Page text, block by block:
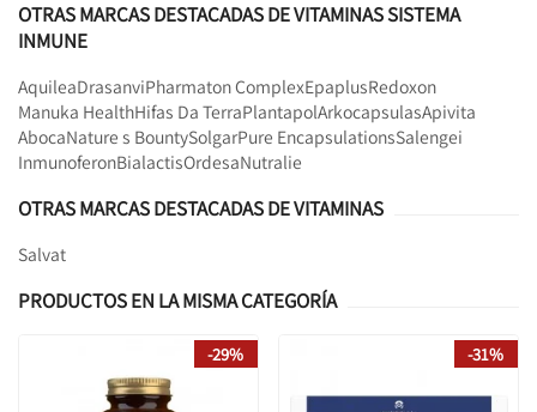
OTRAS MARCAS DESTACADAS DE VITAMINAS SISTEMA
INMUNE
AquileaDrasanviPharmaton ComplexEpaplusRedoxon
Manuka HealthHifas Da TerraPlantapolArkocapsulasApivita
AbocaNature s BountySolgarPure EncapsulationsSalengei
InmunoferonBialactisOrdesaNutralie
OTRAS MARCAS DESTACADAS DE VITAMINAS
Salvat
PRODUCTOS EN LA MISMA CATEGORÍA
-29% -31%